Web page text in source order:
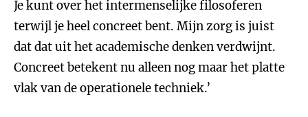
Je kunt over het intermenselijke filosoferen
terwijl je heel concreet bent. Mijn zorg is juist
dat dat uit het academische denken verdwijnt.
Concreet betekent nu alleen nog maar het platte
vlak van de operationele techniek.’